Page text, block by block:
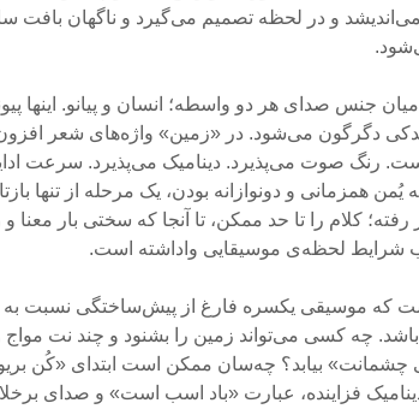
و در لحظه تصمیم می‌گیرد و ناگهان بافت
جنس صدای هر دو واسطه؛ انسان و پیانو. اینها
دگرگون می‌شود. در «زمین» واژه‌های شعر افزون
رنگ صوت می‌پذیرد. دینامیک می‌پذیرد. سرعت
یُمن همزمانی و دونوازانه بودن، یک مرحله از تنها
کلام را تا حد ممکن، تا آنجا که سختی بار معنا
شرایط لحظه‌ی موسیقایی واداشته است.
که موسیقی یکسره فارغ از پیش‌ساختگی نسبت به
باشد. چه کسی می‌تواند زمین را بشنود و چند نت مواج و
چشمانت» بیابد؟ چه‌سان ممکن است ابتدای «کُن
فزاینده، عبارت «باد اسب است» و صدای